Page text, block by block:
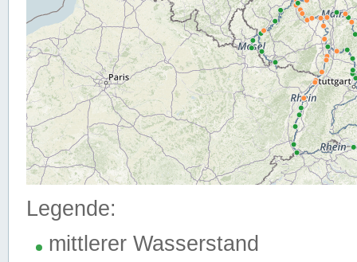
Legende:
mittlerer Wasserstand